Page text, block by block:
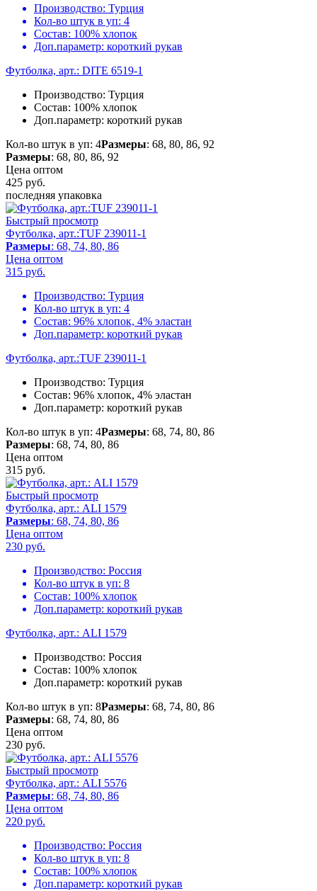
Производство: Турция
Кол-во штук в уп: 4
Состав: 100% хлопок
Доп.параметр: короткий рукав
Футболка, арт.: DITE 6519-1
Производство: Турция
Состав: 100% хлопок
Доп.параметр: короткий рукав
Кол-во штук в уп: 4Размеры: 68, 80, 86, 92
Размеры: 68, 80, 86, 92
Цена оптом
425 руб.
последняя упаковка
Быстрый просмотр
Футболка, арт.:TUF 239011-1
Размеры: 68, 74, 80, 86
Цена оптом
315 руб.
Производство: Турция
Кол-во штук в уп: 4
Состав: 96% хлопок, 4% эластан
Доп.параметр: короткий рукав
Футболка, арт.:TUF 239011-1
Производство: Турция
Состав: 96% хлопок, 4% эластан
Доп.параметр: короткий рукав
Кол-во штук в уп: 4Размеры: 68, 74, 80, 86
Размеры: 68, 74, 80, 86
Цена оптом
315 руб.
Быстрый просмотр
Футболка, арт.: ALI 1579
Размеры: 68, 74, 80, 86
Цена оптом
230 руб.
Производство: Россия
Кол-во штук в уп: 8
Состав: 100% хлопок
Доп.параметр: короткий рукав
Футболка, арт.: ALI 1579
Производство: Россия
Состав: 100% хлопок
Доп.параметр: короткий рукав
Кол-во штук в уп: 8Размеры: 68, 74, 80, 86
Размеры: 68, 74, 80, 86
Цена оптом
230 руб.
Быстрый просмотр
Футболка, арт.: ALI 5576
Размеры: 68, 74, 80, 86
Цена оптом
220 руб.
Производство: Россия
Кол-во штук в уп: 8
Состав: 100% хлопок
Доп.параметр: короткий рукав